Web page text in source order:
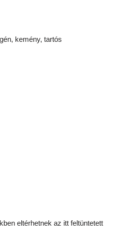
kemény, tartós
eltérhetnek az itt feltüntetett